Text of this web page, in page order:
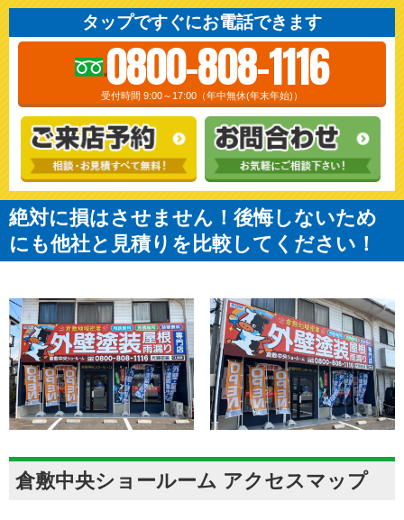
タップですぐにお電話できます
0800-808-1116
受付時間 9:00～17:00（年中無休(年末年始)）
絶対に損はさせません！後悔しないため
にも他社と見積りを比較してください！
倉敷中央ショールーム アクセスマップ